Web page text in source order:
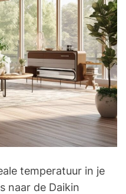
temperatuur in je
naar de Daikin